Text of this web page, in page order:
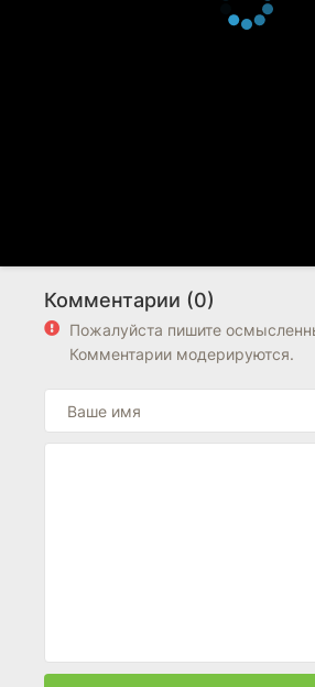
Комментарии (0)
Пожалуйста пишите
Комментарии модерируются.